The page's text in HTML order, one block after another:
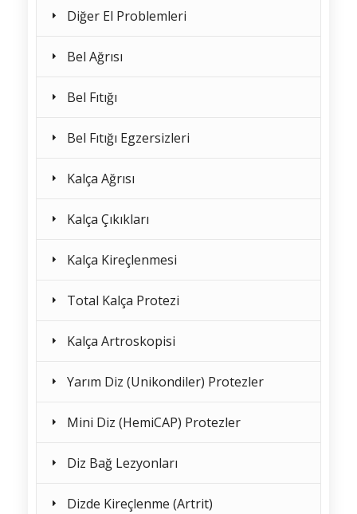
Diğer El Problemleri
Bel Ağrısı
Bel Fıtığı
Bel Fıtığı Egzersizleri
Kalça Ağrısı
Kalça Çıkıkları
Kalça Kireçlenmesi
Total Kalça Protezi
Kalça Artroskopisi
Yarım Diz (Unikondiler) Protezler
Mini Diz (HemiCAP) Protezler
Diz Bağ Lezyonları
Dizde Kireçlenme (Artrit)